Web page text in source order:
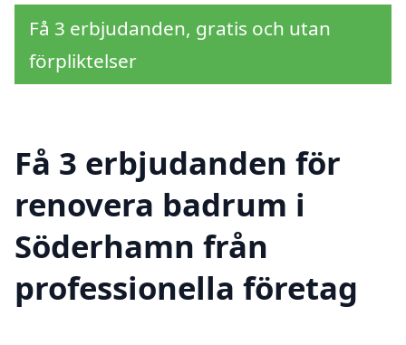
Få 3 erbjudanden, gratis och utan
förpliktelser
Få 3 erbjudanden för
renovera badrum i
Söderhamn från
professionella företag